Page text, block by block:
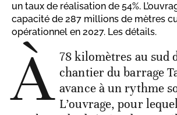
un taux de réalisation de 54%.
capacité de 287 millions de mètres
opérationnel en 2027. Les détails.
À 78 kilomètres au sud
chantier du barrage
avance à un rythme
L’ouvrage, pour